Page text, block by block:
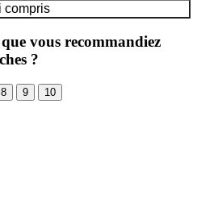
compris
vous recommandiez
?
8 9 10